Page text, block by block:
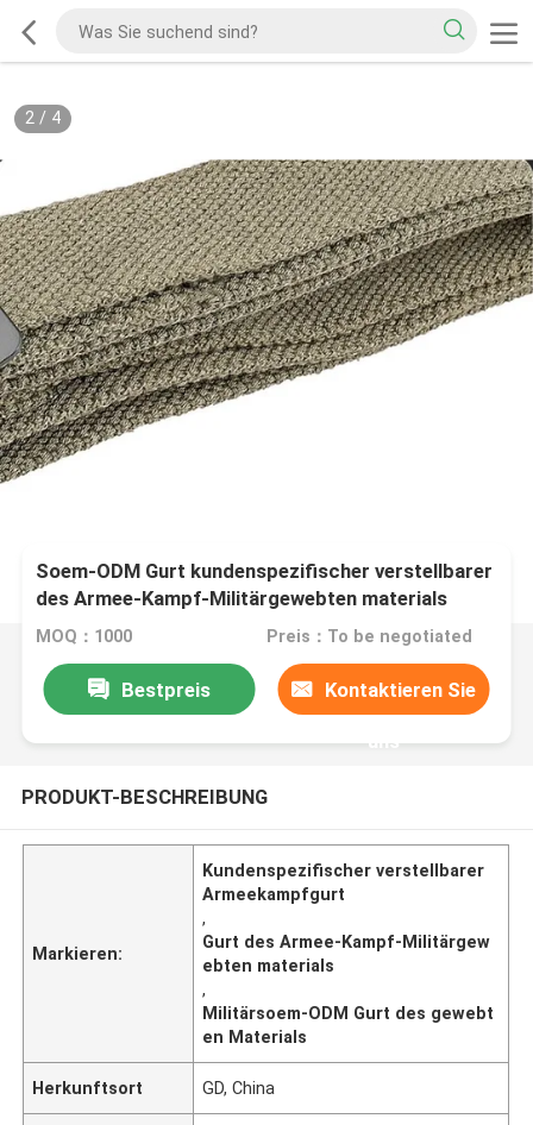
2/ 4
Soem-ODM Gurt kundenspezifischer verstellbarer
des Armee-Kampf-Militärgewebten materials
MOQ：1000 Preis：To be negotiated
Bestpreis Kontaktieren Sie
uns
PRODUKT-BESCHREIBUNG
Markieren:
Kundenspezifischer verstellbarer
Armeekampfgurt
,
Gurt des Armee-Kampf-Militärgew
ebten materials
,
Militärsoem-ODM Gurt des gewebt
en Materials
Herkunftsort GD, China